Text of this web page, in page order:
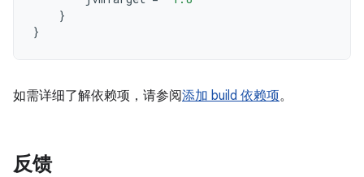
}
}
如需详细了解依赖项，请参阅添加 build 依赖项。
反馈